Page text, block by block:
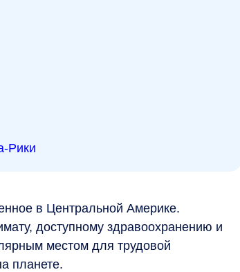
Рики
в Центральной Америке.
доступному здравоохранению и
местом для трудовой
планете.